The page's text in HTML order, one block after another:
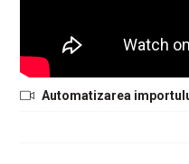
Automatizarea